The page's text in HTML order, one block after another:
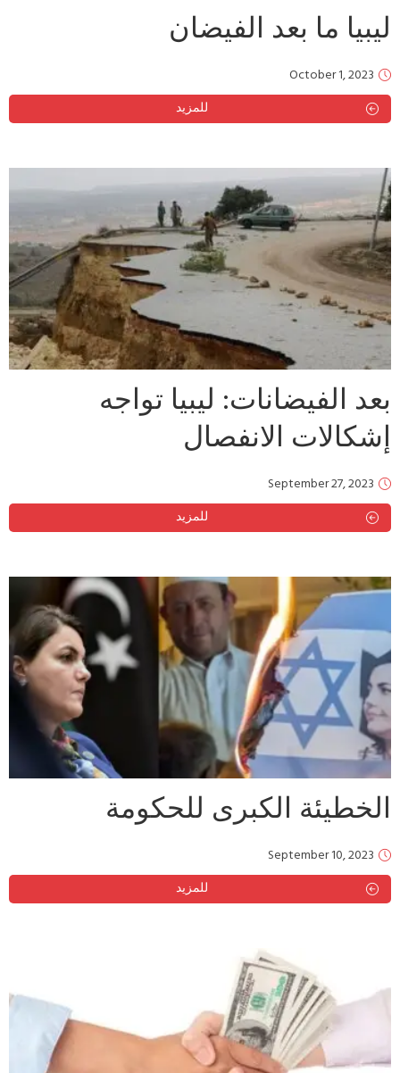
ليبيا ما بعد الفيضان
October 1, 2023
للمزيد
بعد الفيضانات: ليبيا تواجه
إشكالات الانفصال
September 27, 2023
للمزيد
الخطيئة الكبرى للحكومة
September 10, 2023
للمزيد